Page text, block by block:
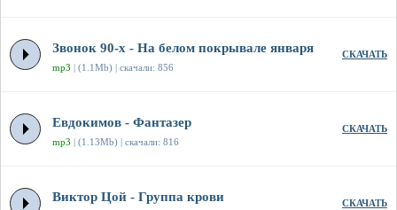
Звонок 90-х - На белом покрывале января
mp3 | (1.1Mb) | скачали: 856
СКАЧАТЬ
Евдокимов - Фантазер
mp3 | (1.13Mb) | скачали: 816
СКАЧАТЬ
Виктор Цой - Группа крови СКАЧАТЬ